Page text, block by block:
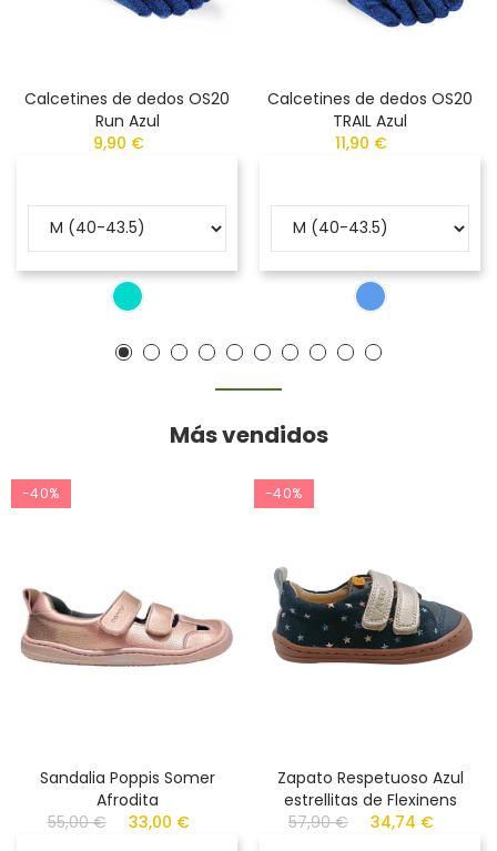
Calcetines de dedos OS20
Run Azul
9,90 €
Calcetines de dedos OS20
TRAIL Azul
11,90 €
Más vendidos
-40%
Sandalia Poppis Somer
Afrodita
55,00 €
33,00 €
-40%
Zapato Respetuoso Azul
estrellitas de Flexinens
57,90 €
34,74 €